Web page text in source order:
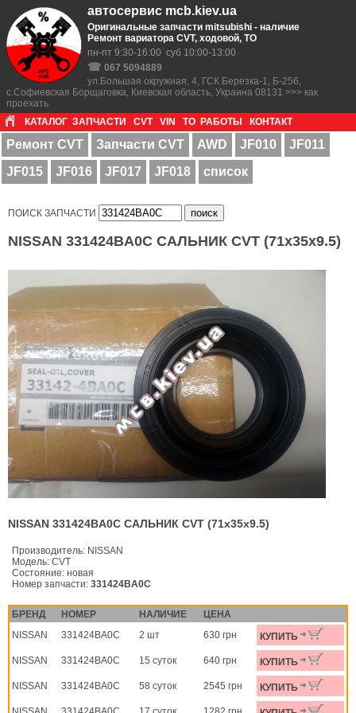
автосервис mcb.kiev.ua
Оригинальные запчасти mitsubishi - наличие
Ремонт вариатора CVT, ходовой, ТО
пн-пт 9:30-16:00 суб 10:00-13:00
☎ 067 5094889
ул.Большая окружная, 4, ГСК Березка-1, Б-256,
с.Софиевская Борщаговка, Киевская область, Украина 08131 >>> как
проехать
КАТАЛОГ ЗАПЧАСТИ CVT VIN ТО РАБОТЫ КОНТАКТ
Ремонт CVT Запчасти CVT AWD JF010
JF011
JF015
JF016 JF017 JF018 список
ПОИСК ЗАПЧАСТИ
NISSAN 331424BA0C САЛЬНИК CVT (71x35x9.5)
NISSAN 331424BA0C САЛЬНИК CVT (71x35x9.5)
Производитель: NISSAN
Модель: CVT
Состояние: новая
Номер запчасти: 331424BA0C
БРЕНД НОМЕР НАЛИЧИЕ
ЦЕНА
NISSAN
331424BA0C 2 шт 630 грн КУПИТЬ
NISSAN 331424BA0C 15 суток 640 грн КУПИТЬ
NISSAN 331424BA0C 58 суток 2545 грн КУПИТЬ